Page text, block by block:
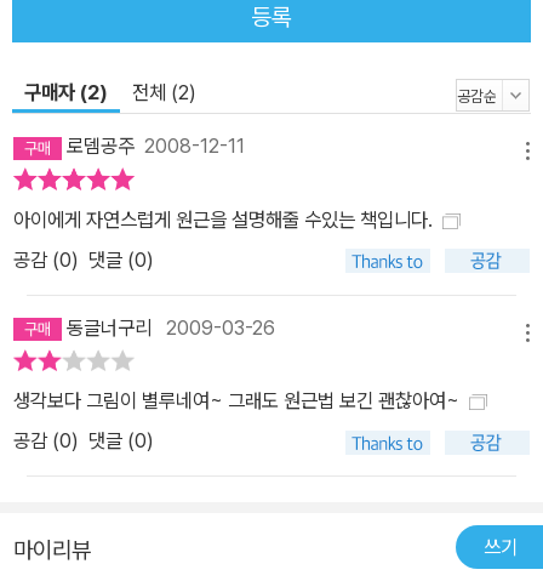
등록
구매자 (2) 전체 (2)
로뎀공주 2008-12-11
아이에게 자연스럽게 원근을 설명해줄 수있는 책입니다.
공감 (0) 댓글 (0)
동글너구리 2009-03-26
생각보다 그림이 별루네여~ 그래도 원근법 보긴 괜찮아여~
공감 (0) 댓글 (0)
마이리뷰 쓰기